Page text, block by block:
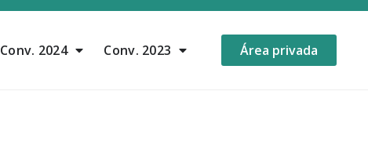
Conv. 2024 Conv. 2023 Área privada